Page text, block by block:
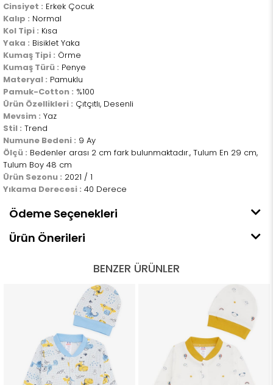
Cinsiyet : Erkek Çocuk
Kalıp : Normal
Kol Tipi : Kısa
Yaka : Bisiklet Yaka
Kumaş Tipi : Örme
Kumaş Türü : Penye
Materyal : Pamuklu
Pamuk-Cotton : %100
Ürün Özellikleri : Çıtçıtlı, Desenli
Mevsim : Yaz
Stil : Trend
Numune Bedeni : 9 Ay
Ölçü : Bedenler arası 2 cm fark bulunmaktadır., Tulum En 29 cm,
Tulum Boy 48 cm
Ürün Sezonu : 2021 / 1
Yıkama Derecesi : 40 Derece
Ödeme Seçenekleri
Ürün Önerileri
BENZER ÜRÜNLER